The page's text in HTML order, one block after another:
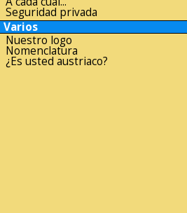
Seguridad privada
Varios
Nuestro logo
Nomenclatura
¿Es usted austriaco?